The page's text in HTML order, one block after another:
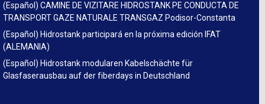
(Español) CAMINE DE VIZITARE HIDROSTANK PE CONDUCTA DE
TRANSPORT GAZE NATURALE TRANSGAZ Podisor-Constanta
(Español) Hidrostank participará en la próxima edición IFAT
(ALEMANIA)
(Español) Hidrostank modularen Kabelschächte für
Glasfaserausbau auf der fiberdays in Deutschland